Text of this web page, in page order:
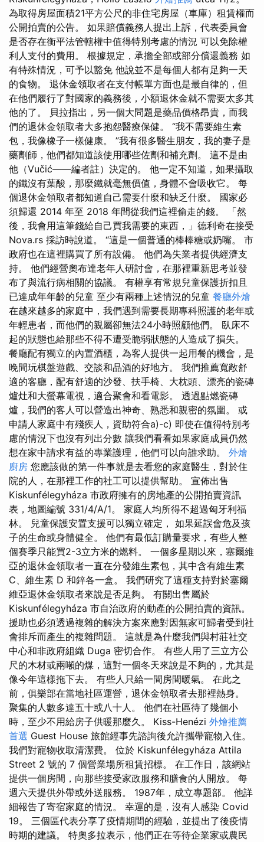
為取得房屋面積21平方公尺的非住宅房屋（車庫）租賃權而
公開拍賣的公告。 如果賠償義務人提出上訴，代表委員會
是否存在衡平法管轄權中值得特別考慮的情況 可以免除權
利人支付的費用。 根據規定，承擔全部或部分償還義務 如
有特殊情況，可予以豁免 他說並不是每個人都有足夠一天
的食物。 退休金領取者在支付帳單方面也是最自律的，但
在他們履行了對國家的義務後，小額退休金就不需要太多其
他的了。 貝拉指出，另一個大問題是藥品價格昂貴，而我
們的退休金領取者大多抱怨醫療保健。 “我不需要維生素
包，我像橡子一樣健康。 ”我有很多醫生朋友，我的妻子是
藥劑師，他們都知道該使用哪些佐劑和補充劑。 這不是由
他（Vučić——編者註）決定的。 他一定不知道，如果攝取
的鐵沒有葉酸，那麼鐵就毫無價值，身體不會吸收它。 每
個退休金領取者都知道自己需要什麼和缺乏什麼。 國家必
須歸還 2014 年至 2018 年間從我們這裡偷走的錢。 「然
後，我會用這筆錢給自己買我需要的東西，」德利奇在接受
Nova.rs 採訪時說道。 “這是一個普通的棒棒糖或奶嘴。 市
政府也在這裡購買了所有設備。 他們為失業者提供經濟支
持。 他們經營奧布達老年人研討會，在那裡重新思考並發
布了與流行病相關的協議。 有權享有常規兒童保護折扣且
已達成年年齡的兒童 至少有兩種上述情況的兒童 餐廳外燴
在越來越多的家庭中，我們遇到需要長期專科照護的老年或
年輕患者，而他們的親屬卻無法24小時照顧他們。 臥床不
起的狀態也給那些不得不遭受脆弱狀態的人造成了損失。
餐廳配有獨立的內置酒櫃，為客人提供一起用餐的機會，是
晚間玩棋盤遊戲、交談和品酒的好地方。 我們推薦寬敞舒
適的客廳，配有舒適的沙發、扶手椅、大枕頭、漂亮的瓷磚
爐灶和大螢幕電視，適合聚會和看電影。 透過點燃瓷磚
爐，我們的客人可以營造出神奇、熟悉和親密的氛圍。 或
申請人家庭中有殘疾人，資助符合a)-c) 即使在值得特別考
慮的情況下也沒有列出分數 讓我們看看如果家庭成員仍然
想在家中請求有益的專業護理，他們可以向誰求助。 外燴
廚房 您應該做的第一件事就是去看您的家庭醫生，對於住
院的人，在那裡工作的社工可以提供幫助。 宣佈出售
Kiskunfélegyháza 市政府擁有的房地產的公開拍賣資訊
表，地圖編號 331/4/A/1。 家庭人均所得不超過匈牙利福
林。 兒童保護安置支援可以獨立確定， 如果延誤會危及孩
子的生命或身體健全。 他們有最低訂購量要求，有些人整
個賽季只能買2-3立方米的燃料。 一個多星期以來，塞爾維
亞的退休金領取者一直在分發維生素包，其中含有維生素
C、維生素 D 和鋅各一盒。 我們研究了這種支持對於塞爾
維亞退休金領取者來說是否足夠。 有關出售屬於
Kiskunfélegyháza 市自治政府的動產的公開拍賣的資訊。
援助也必須透過複雜的解決方案來應對因無家可歸者受到社
會排斥而產生的複雜問題。 這就是為什麼我們與村莊社交
中心和非政府組織 Duga 密切合作。 有些人用了三立方公
尺的木材或兩噸的煤，這對一個冬天來說是不夠的，尤其是
像今年這樣拖下去。 有些人只給一間房間暖氣。 在此之
前，俱樂部在當地社區運營，退休金領取者去那裡熱身。
聚集的人數多達五十或八十人。 他們在社區待了幾個小
時，至少不用給房子供暖那麼久。 Kiss-Henézi 外燴推薦
首選 Guest House 旅館經事先諮詢後允許攜帶寵物入住。
我們對寵物收取清潔費。 位於 Kiskunfélegyháza Attila
Street 2 號的 7 個營業場所租賃招標。 在工作日，該網站
提供一個房間，向那些接受家政服務和膳食的人開放。 每
週六天提供外帶或外送服務。 1987年，成立專題部。 他詳
細報告了寄宿家庭的情況。 幸運的是，沒有人感染 Covid
19。 三個區代表分享了疫情期間的經驗，並提出了後疫情
時期的建議。 特奧多拉表示，他們正在等待企業家或農民